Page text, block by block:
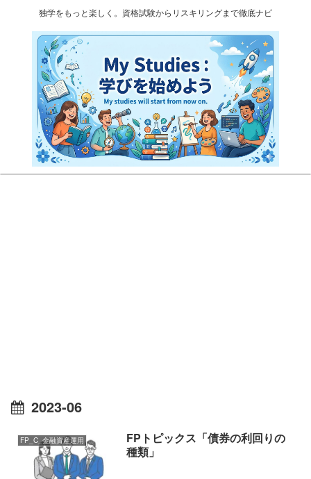
独学をもっと楽しく。資格試験からリスキリングまで徹底ナビ
2023-06
FP_C_金融資産運用
FPトピックス「債券の利回りの
種類」